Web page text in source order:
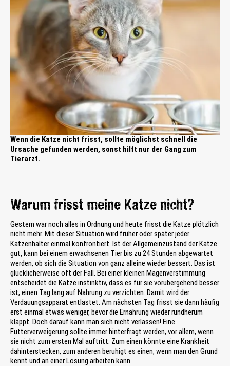
Wenn die Katze nicht frisst, sollte möglichst schnell die
Ursache gefunden werden, sonst hilft nur der Gang zum
Tierarzt.
Warum frisst meine Katze nicht?
Gestern war noch alles in Ordnung und heute frisst die Katze plötzlich
nicht mehr. Mit dieser Situation wird früher oder später jeder
Katzenhalter einmal konfrontiert. Ist der Allgemeinzustand der Katze
gut, kann bei einem erwachsenen Tier bis zu 24 Stunden abgewartet
werden, ob sich die Situation von ganz alleine wieder bessert. Das ist
glücklicherweise oft der Fall. Bei einer kleinen Magenverstimmung
entscheidet die Katze instinktiv, dass es für sie vorübergehend besser
ist, einen Tag lang auf Nahrung zu verzichten. Damit wird der
Verdauungsapparat entlastet. Am nächsten Tag frisst sie dann häufig
erst einmal etwas weniger, bevor die Ernährung wieder rundherum
klappt. Doch darauf kann man sich nicht verlassen! Eine
Futterverweigerung sollte immer hinterfragt werden, vor allem, wenn
sie nicht zum ersten Mal auftritt. Zum einen könnte eine Krankheit
dahinterstecken, zum anderen beruhigt es einen, wenn man den Grund
kennt und an einer Lösung arbeiten kann.